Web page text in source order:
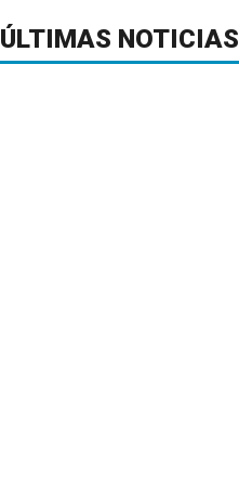
ÚLTIMAS NOTICIAS